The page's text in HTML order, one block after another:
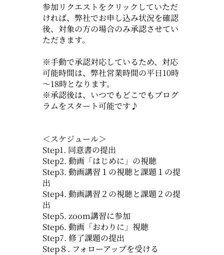
参加リクエストをクリックしていただ
ければ、弊社でお申し込み状況を確認
後、対象の方の場合のみ承認させてい
ただきます。
※手動で承認対応しているため、対応
可能時間は、弊社営業時間の平日10時
～18時となります。
※承認後は、いつでもどこでもプログ
ラムをスタート可能です♪
＜スケジュール＞
Step1. 同意書の提出
Step2. 動画「はじめに」の視聴
Step3. 動画講習１の視聴と課題１の提
出
Step4. 動画講習２の視聴と課題２の提
出
Step5. zoom講習に参加
Step6. 動画「おわりに」視聴
Step7. 修了課題の提出
Step８. フォローアップを受ける